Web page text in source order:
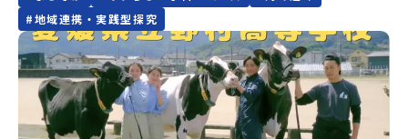
ム主催：一般財団法人地域・教育魅力化プラットフォーム＞「意志
ある若者にあふれる持続可能な地域・社会をつくる」というビジョ
ンを掲げ、2017年3月に島根県に設立した教育事業団体です。日本
全国約200の高校と連携しながら、中学卒業後に地域の枠を越えて生
徒一人ひとりの夢や価値観に合った地域・学校で1〜3年間過ごすこ
とができるシステム「地域みらい留学」をはじめとした、教育事業
や地域活性モデルをつくり続けています。名 称：一般財団法人地
域・教育魅力化プラットフォーム設 立：2017年3月代表者：岩本
ださい。・キャンセルポリシーやむを得ない参加お取り消しの場
合、以下のルールに沿って対応させていただきます。ご了承くださ
い。プログラム開催日の前日＜8月2日＞から、【キャンセルのご連
絡日：お支払いいただく旅行代金】・21日目にあたる日以前：無
料・20日目-8日目：20％・7日目-2日目：30％・プログラム開始日
の前日：40％・プログラム開始日当日：50％・ご連絡無しでの不参
加またはプログラム開始後の解除：100％・催行中止について天候な
どの状況等によって開催を見合わせる可能性があります。その場合
内容を詳しく知りたい方や、お申し込みを迷われている方向けに
Zoomでのオンライン配信を行います。知りたい情報のレベルに合
わせて、以下の2つのステップをご活用ください。【STEP 1】全体
オンライン説明会（アーカイブ動画を公開中！）〜まずは「おため
し地域留学」を知りたい方へ〜日本全国20以上の地域から選んで参
加できる「おためし地域留学」の全体像や魅力について、説明会を
開催しました。中学生一人での参加にあたり、保護者様が特に気に
なる「安全面」や「事務局のサポート体制」についても詳しく解説
目の振り返り会」＜2日目＞（AM）「 ポー川史跡公園散策または渓
流釣り体験」 -1万年前の縄文文化に触れる -渓流釣りで自然を満
喫（PM）「地引網体験」 -地元の方との交流「自由時間：海の公
園で高校生とあそぶ！かたる！」 -高校生との交流「みんなで
BBQ・花火大会」 -さらにまちの人たちと交流＜3日目＞（AM）
「3日間の振り返りワーク」 -みんなで振り返り対話（PM） 13：
00 解散 (中標津空港 13：30頃到着)※14：50 中標津空港発 (羽田
空港16：45着)便を利用する想定※天候の状況や参加人数によってプ
#地域連携・実践型探究